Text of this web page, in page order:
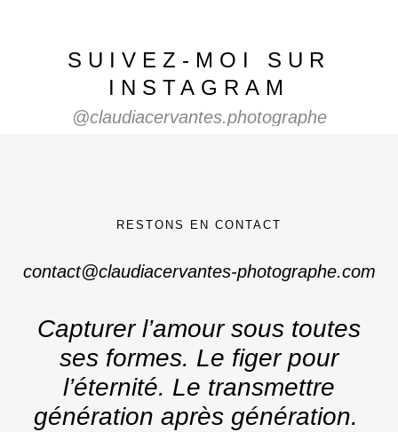
SUIVEZ-MOI SUR
INSTAGRAM
@claudiacervantes.photographe
RESTONS EN CONTACT
contact@claudiacervantes-photographe.com
Capturer l’amour sous toutes
ses formes. Le figer pour
l’éternité. Le transmettre
génération après génération.